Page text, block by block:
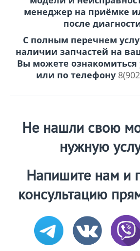
менеджер на приёмке
после
С полным перечнем
наличии запчастей на
Вы можете ознакомиться
или по телефону
Не нашли свою
нужную
Напишите нам и
консультацию